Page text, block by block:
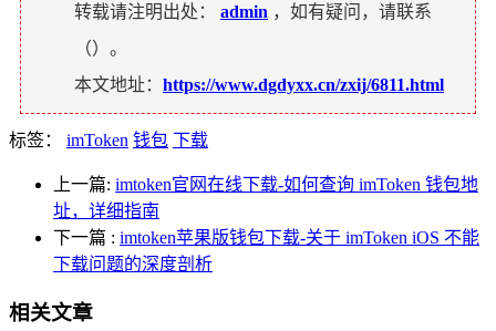
转载请注明出处： admin ，如有疑问，请联系
（）。
本文地址： https://www.dgdyxx.cn/zxij/6811.html
标签： imToken 钱包 下载
上一篇: imtoken官网在线下载-如何查询 imToken 钱包地
址，详细指南
下一篇 : imtoken苹果版钱包下载-关于 imToken iOS 不能
下载问题的深度剖析
相关文章